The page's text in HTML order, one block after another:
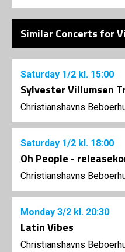
Similar Concerts for
Saturday 1/2 kl. 15:00
Sylvester Villumsen
Christianshavns
Saturday 1/2 kl. 18:00
Oh People -
Christianshavns
Monday 3/2 kl. 20:30
Latin Vibes
Christianshavns